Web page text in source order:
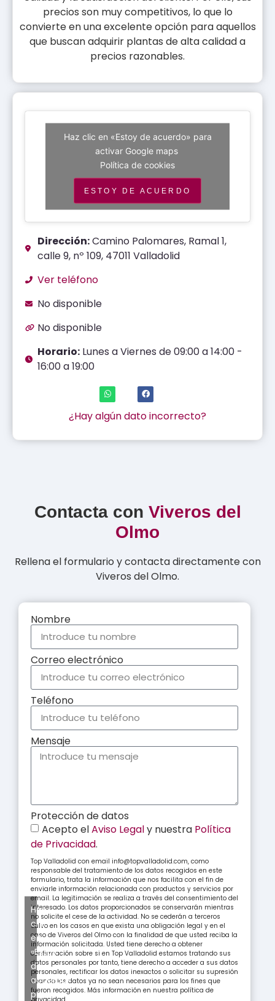
precios son muy competitivos, lo que lo
convierte en una excelente opción para aquellos
que buscan adquirir plantas de alta calidad a
precios razonables.
Haz clic en «Estoy de acuerdo» para
activar Google maps
Política de cookies
ESTOY DE ACUERDO
Dirección:Camino Palomares, Ramal 1,
calle 9, nº 109, 47011 Valladolid
Ver teléfono
No disponible
No disponible
Horario: Lunes a Viernes de 09:00 a 14:00 -
16:00 a 19:00
¿Hay algún dato incorrecto?
Contacta con Viveros del
Olmo
Rellena el formulario y contacta directamente con
Viveros del Olmo.
Nombre
Correo electrónico
Teléfono
Mensaje
Protección de datos
Acepto elAviso Legaly nuestra Política
de Privacidad.
Top Valladolid con email info@topvalladolid.com, como
responsable del tratamiento de los datos recogidos en este
formulario, trata la información que nos facilita con el fin de
enviarle información relacionada con productos y servicios por
email. La legitimación se realiza a través del consentimiento del
interesado. Los datos proporcionados se conservarán mientras
no solicite el cese de la actividad. No se cederán a terceros
salvo en los casos en que exista una obligación legal y en el
caso de Viveros del Olmo con la finalidad de que usted reciba la
información solicitada. Usted tiene derecho a obtener
confirmación sobre si en Top Valladolid estamos tratando sus
datos personales por tanto, tiene derecho a acceder a sus datos
personales, rectificar los datos inexactos o solicitar su supresión
cuando los datos ya no sean necesarios para los fines que
fueron recogidos. Más información en nuestra política de
Haz
clic
en
«Estoy
de
acuerdo»
para